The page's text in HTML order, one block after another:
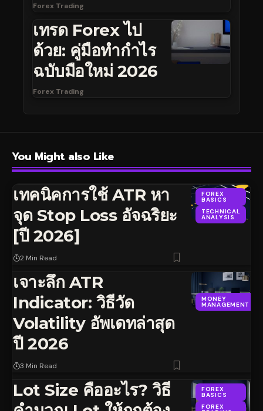
Forex Trading
เทรด Forex ไป
ด้วย: คู่มือทำกำไร
ฉบับมือใหม่ 2026
Forex Trading
You Might also Like
FOREX
BASICS
TECHNICAL
ANALYSIS
เทคนิคการใช้ ATR หา
จุด Stop Loss อัจฉริยะ
[ปี 2026]
2 Min Read
MONEY
MANAGEMENT
เจาะลึก ATR
Indicator: วิธีวัด
Volatility อัพเดทล่าสุด
ปี 2026
3 Min Read
FOREX
BASICS
FOREX
Lot Size คืออะไร? วิธี